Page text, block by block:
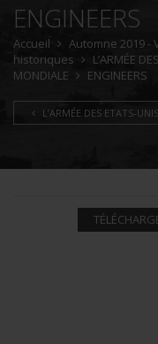
ENGINEERS
Accueil
Automne 2019
historiques
L’ARMÉE
MONDIALE
ENGINEERS
L’ARMÉE DES ETATS-